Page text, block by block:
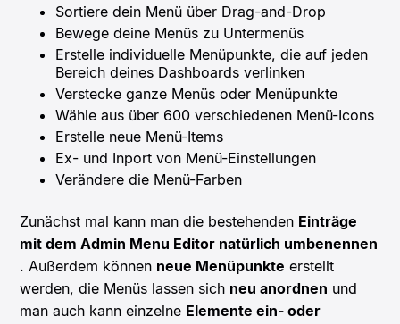
Sortiere dein Menü über Drag-and-Drop
Bewege deine Menüs zu Untermenüs
Erstelle individuelle Menüpunkte, die auf jeden
Bereich deines Dashboards verlinken
Verstecke ganze Menüs oder Menüpunkte
Wähle aus über 600 verschiedenen Menü-Icons
Erstelle neue Menü-Items
Ex- und Inport von Menü-Einstellungen
Verändere die Menü-Farben
Zunächst mal kann man die bestehenden Einträge
mit dem Admin Menu Editor natürlich umbenennen
. Außerdem können neue Menüpunkte erstellt
werden, die Menüs lassen sich neu anordnen und
man auch kann einzelne Elemente ein- oder